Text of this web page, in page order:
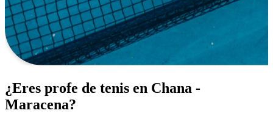
¿Eres profe de tenis en Chana -
Maracena?